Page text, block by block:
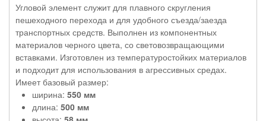
Угловой элемент служит для плавного скругления
пешеходного перехода и для удобного съезда/заезда
транспортных средств. Выполнен из компонентных
материалов черного цвета, со световозвращающими
вставками. Изготовлен из температуростойких материалов
и подходит для использования в агрессивных средах.
Имеет базовый размер:
ширина: 550 мм
длина: 500 мм